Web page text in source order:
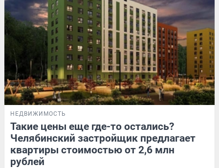
НЕДВИЖИМОСТЬ
Такие цены еще где-то остались?
Челябинский застройщик предлагает
квартиры стоимостью от 2,6 млн
рублей